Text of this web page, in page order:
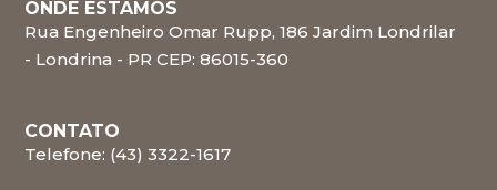
ONDE ESTAMOS
Rua Engenheiro Omar Rupp, 186 Jardim Londrilar
- Londrina - PR CEP: 86015-360
CONTATO
Telefone: (43) 3322-1617